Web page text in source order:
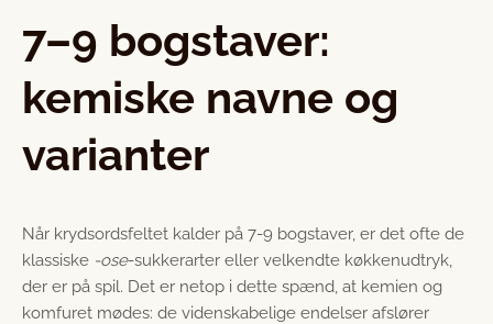
7–9 bogstaver:
kemiske navne og
varianter
Når krydsordsfeltet kalder på 7-9 bogstaver, er det ofte de
klassiske -ose-sukkerarter eller velkendte køkkenudtryk,
der er på spil. Det er netop i dette spænd, at kemien og
komfuret mødes: de videnskabelige endelser afslører